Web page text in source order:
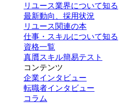
リユース業界について知る
最新動向、採用状況
リユース関連の本
仕事・スキルについて知る
資格一覧
真贋スキル簡易テスト
コンテンツ
企業インタビュー
転職者インタビュー
コラム